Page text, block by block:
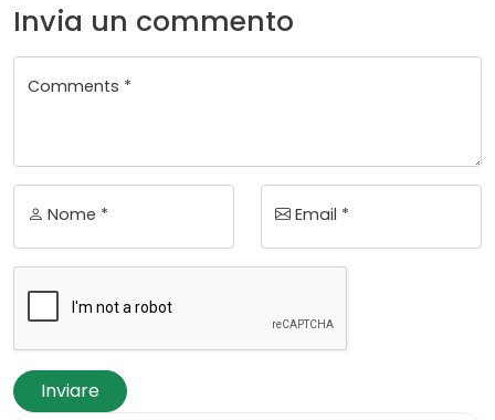
Invia un commento
Comments *
Nome * Email *
Inviare